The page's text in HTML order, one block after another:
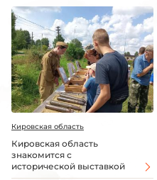
Кировская область
Кировская область
знакомится с
исторической выставкой